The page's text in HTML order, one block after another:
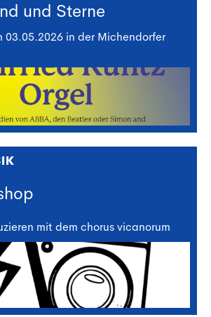
und Sterne
03.05.2026 in der Michendorfer
mit dem chorus vicanorum